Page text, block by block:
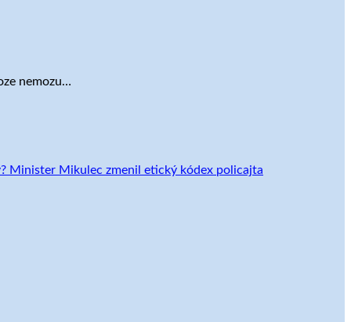
nemozu…
Minister Mikulec zmenil etický kódex policajta